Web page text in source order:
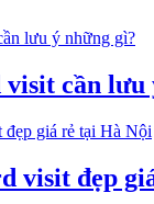
cần lưu
visit đẹp